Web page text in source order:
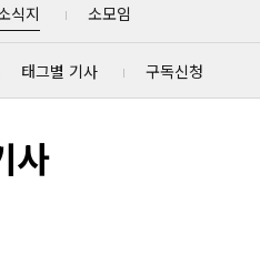
식지 소모임
태그별 기사 구독신청
사